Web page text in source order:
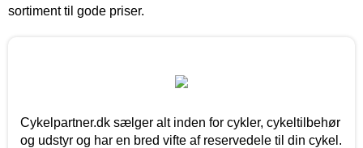
sortiment til gode priser.
Cykelpartner.dk sælger alt inden for cykler, cykeltilbehør
og udstyr og har en bred vifte af reservedele til din cykel.